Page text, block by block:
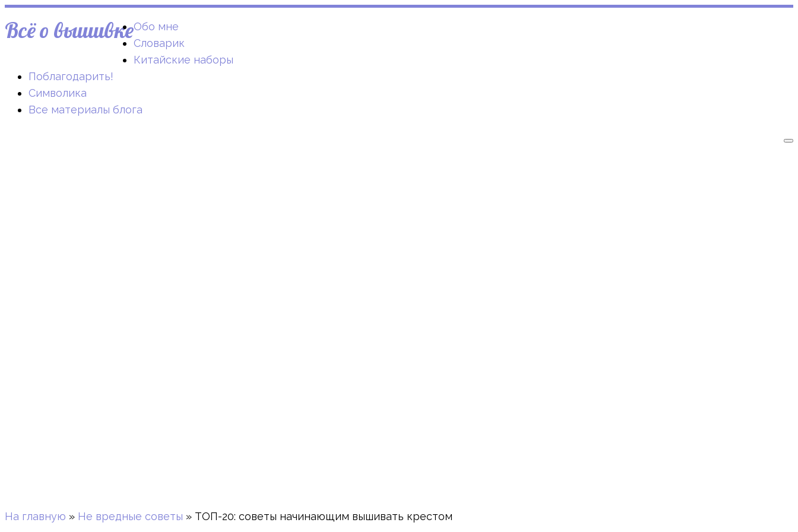
Всё о вышивкеОбо мне
Словарик
Китайские наборы
Поблагодарить!
Символика
Все материалы блога
На главную » Не вредные советы » ТОП-20: советы начинающим вышивать крестом